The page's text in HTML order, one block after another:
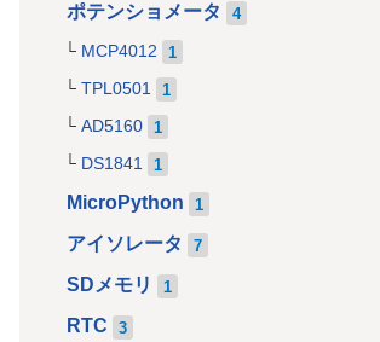
ポテンショメータ 4
MCP4012 1
TPL0501 1
AD5160 1
DS1841 1
MicroPython 1
アイソレータ 7
SDメモリ 1
RTC 3